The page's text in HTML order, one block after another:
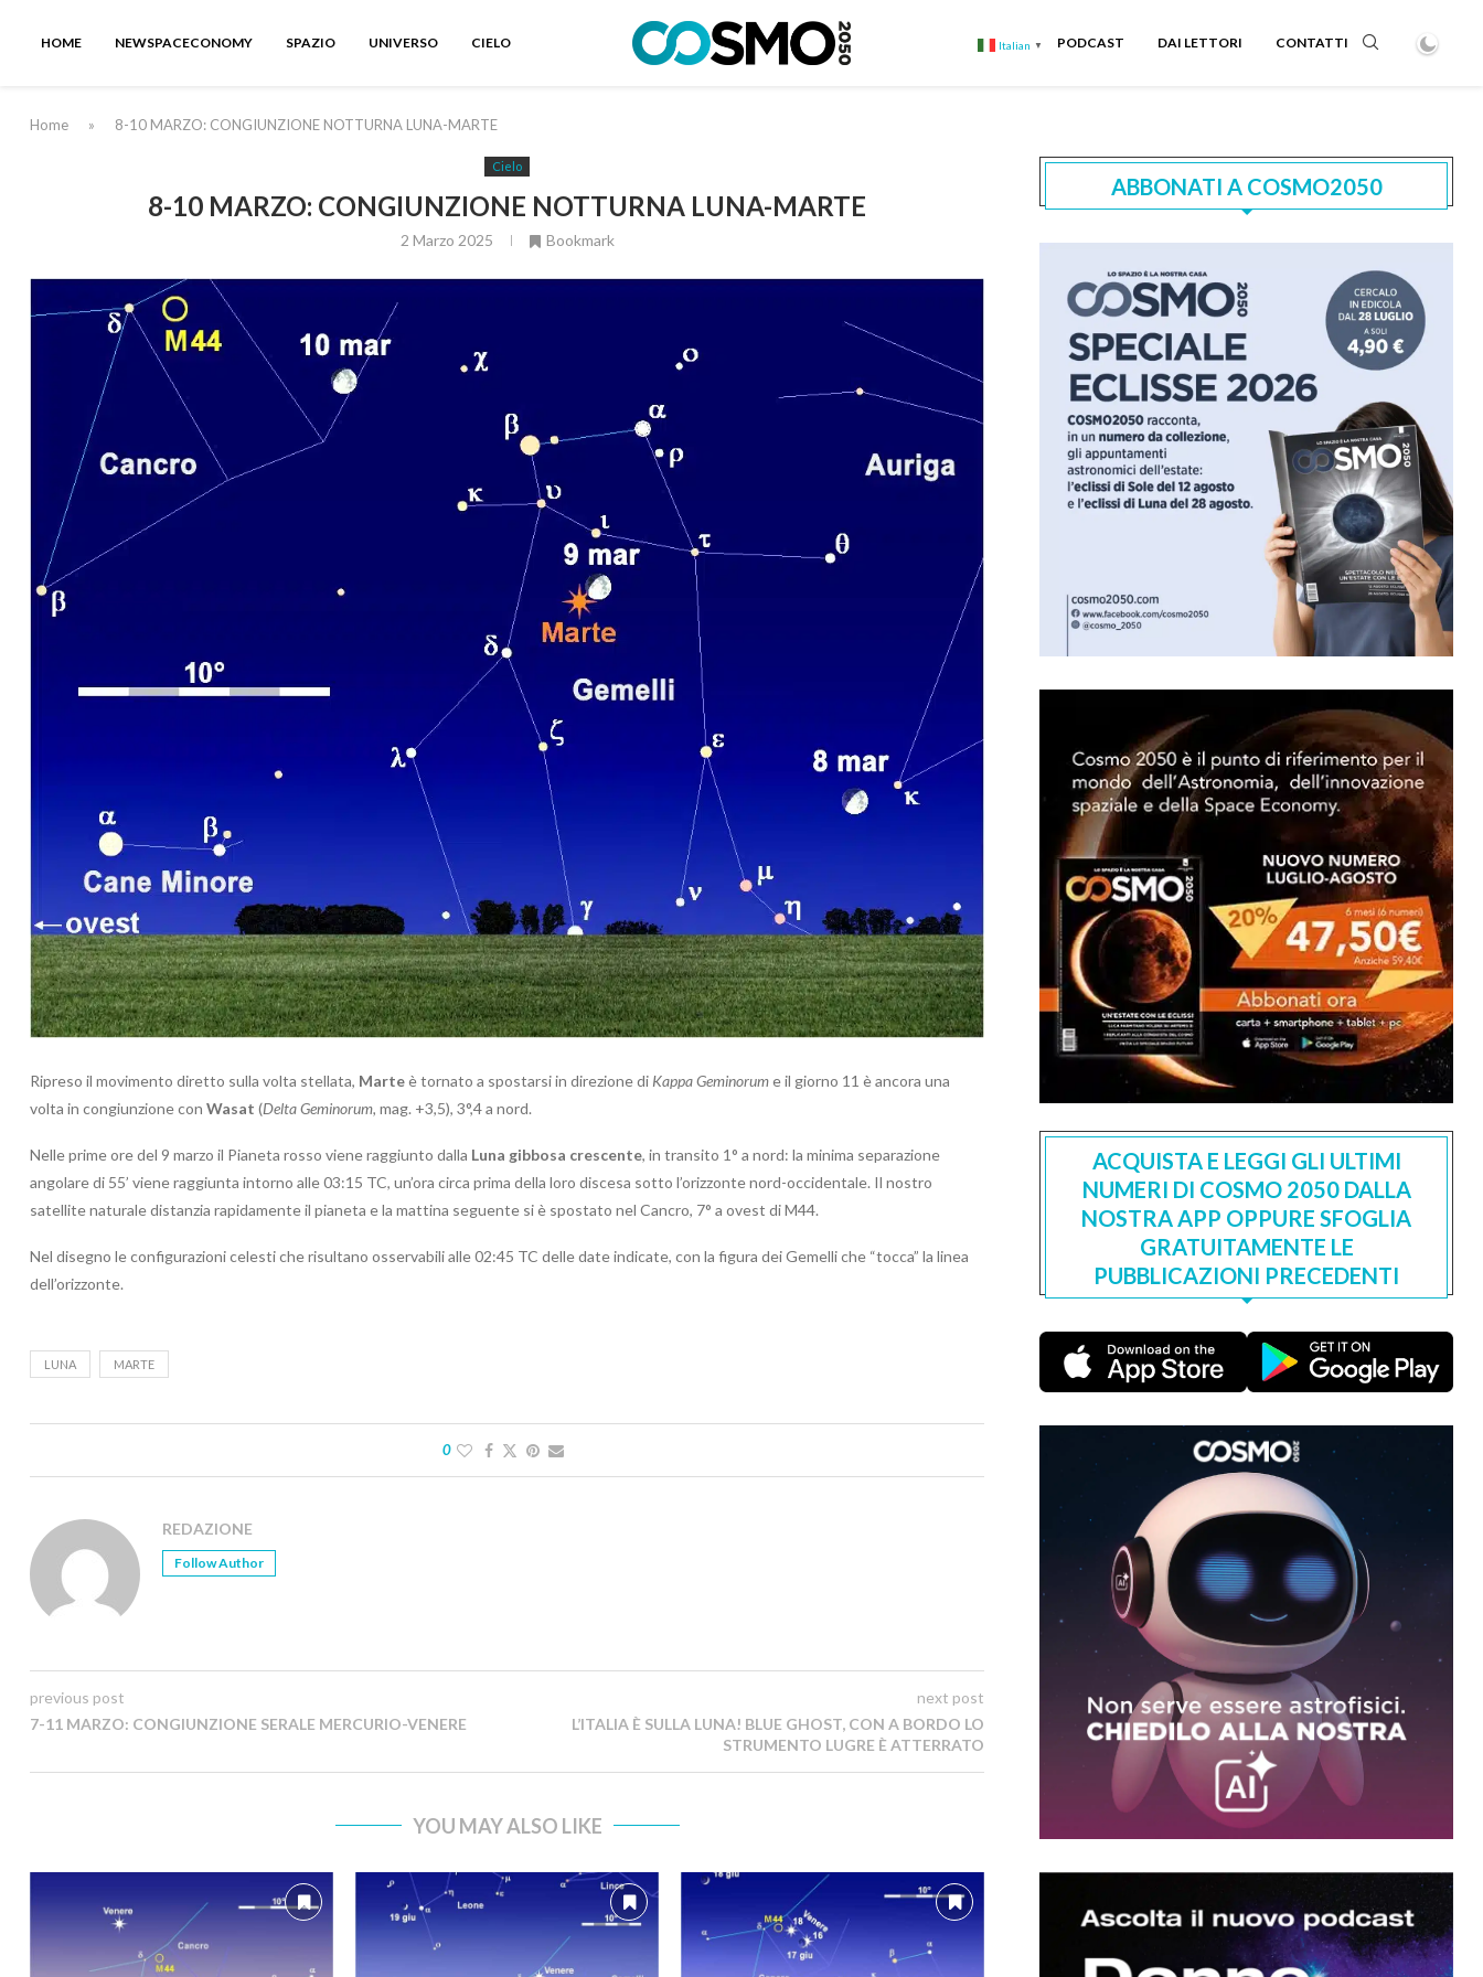
HOME NEWSPACECONOMY SPAZIO UNIVERSO CIELO Italian ▼ PODCAST DAI LETTORI CONTATTI
Home » 8-10 MARZO: CONGIUNZIONE NOTTURNA LUNA-MARTE
Cielo
8-10 MARZO: CONGIUNZIONE NOTTURNA LUNA-MARTE
2 Marzo 2025 Bookmark
Ripreso il movimento diretto sulla volta stellata, Marteè tornato a spostarsi in direzione di Kappa Geminorume il giorno 11 è ancora una
volta in congiunzione con Wasat (Delta Geminorum, mag. +3,5), 3°,4 a nord.
Nelle prime ore del 9 marzo il Pianeta rosso viene raggiunto dalla Luna gibbosa crescente, in transito 1° a nord: la minima separazione
angolare di 55’ viene raggiunta intorno alle 03:15 TC, un’ora circa prima della loro discesa sotto l’orizzonte nord-occidentale. Il nostro
satellite naturale distanzia rapidamente il pianeta e la mattina seguente si è spostato nel Cancro, 7° a ovest di M44.
Nel disegno le configurazioni celesti che risultano osservabili alle 02:45 TC delle date indicate, con la figura dei Gemelli che “tocca” la linea
dell’orizzonte.
LUNA MARTE
0
REDAZIONE
Follow Author
previous post
7-11 MARZO: CONGIUNZIONE SERALE MERCURIO-VENERE
next post
L’ITALIA È SULLA LUNA! BLUE GHOST, CON A BORDO LO
STRUMENTO LUGRE È ATTERRATO
YOU MAY ALSO LIKE
ABBONATI A COSMO2050
ACQUISTA E LEGGI GLI ULTIMI
NUMERI DI COSMO 2050 DALLA
NOSTRA APP OPPURE SFOGLIA
GRATUITAMENTE LE
PUBBLICAZIONI PRECEDENTI